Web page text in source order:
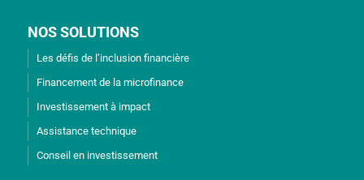
NOS SOLUTIONS
Les défis de l’inclusion financière
Financement de la microfinance
Investissement à impact
Assistance technique
Conseil en investissement